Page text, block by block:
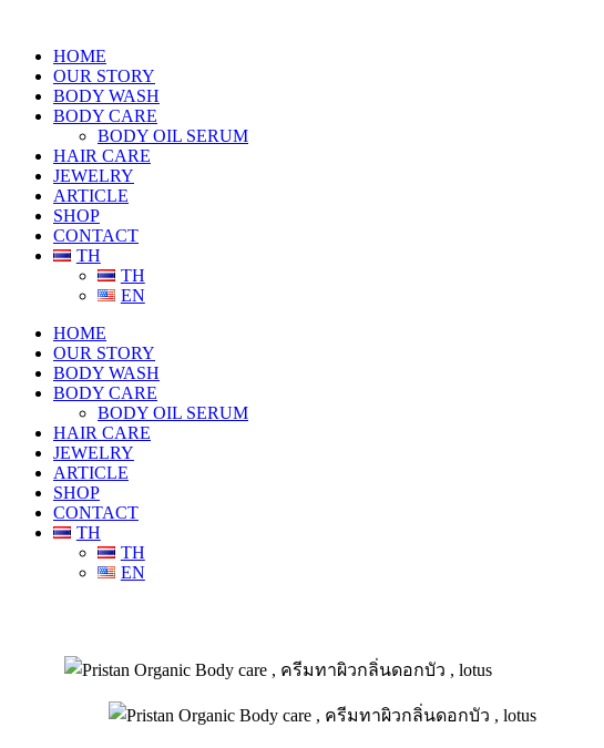
HOME
OUR STORY
BODY WASH
BODY CARE
BODY OIL SERUM
HAIR CARE
JEWELRY
ARTICLE
SHOP
CONTACT
TH
TH
EN
HOME
OUR STORY
BODY WASH
BODY CARE
BODY OIL SERUM
HAIR CARE
JEWELRY
ARTICLE
SHOP
CONTACT
TH
TH
EN